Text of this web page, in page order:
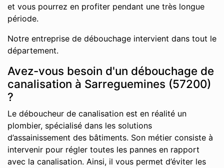
et vous pourrez en profiter pendant une très longue
période.
Notre entreprise de débouchage intervient dans tout le
département.
Avez-vous besoin d'un débouchage de
canalisation à Sarreguemines (57200)
?
Le déboucheur de canalisation est en réalité un
plombier, spécialisé dans les solutions
d’assainissement des bâtiments. Son métier consiste à
intervenir pour régler toutes les pannes en rapport
avec la canalisation. Ainsi, il vous permet d’éviter les